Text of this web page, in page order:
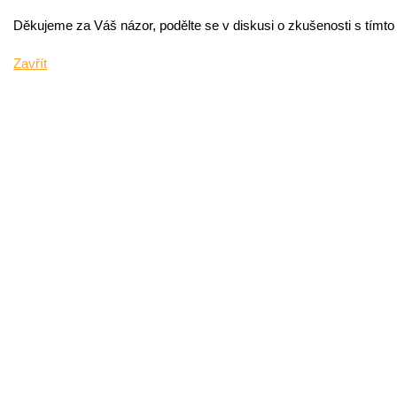
Děkujeme za Váš názor, podělte se v diskusi o zkušenosti s
Zavřít